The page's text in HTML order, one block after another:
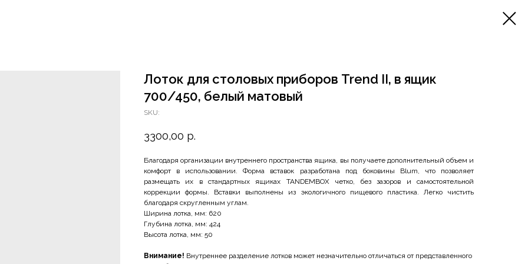
Лоток для столовых приборов Trend II, в ящик
700/450, белый матовый
SKU:
3300,00 р.
Благодаря организации внутреннего пространства ящика, вы получаете дополнительный объем и
комфорт в использовании. Форма вставок разработана под боковины Blum, что позволяет
размещать их в стандартных ящиках TANDEMBOX четко, без зазоров и самостоятельной
коррекции формы. Вставки выполнены из экологичного пищевого пластика. Легко чистить
благодаря скругленным углам.
Ширина лотка, мм: 620
Глубина лотка, мм: 424
Высота лотка, мм: 50
Внимание! Внутреннее разделение лотков может незначительно отличаться от представленного